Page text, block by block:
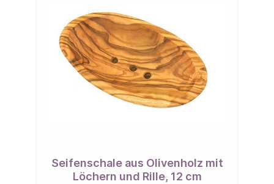
Seifenschale aus Olivenholz mit
Löchern und Rille, 12 cm